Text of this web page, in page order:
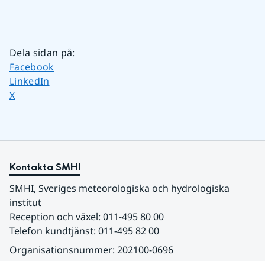
Dela sidan på:
Dela sidan på
Facebook
Dela sidan på
LinkedIn
Dela sidan på
X
Kontakta SMHI
SMHI, Sveriges meteorologiska och hydrologiska
institut
Reception och växel: 011-495 80 00
Telefon kundtjänst: 011-495 82 00
Organisationsnummer: 202100-0696